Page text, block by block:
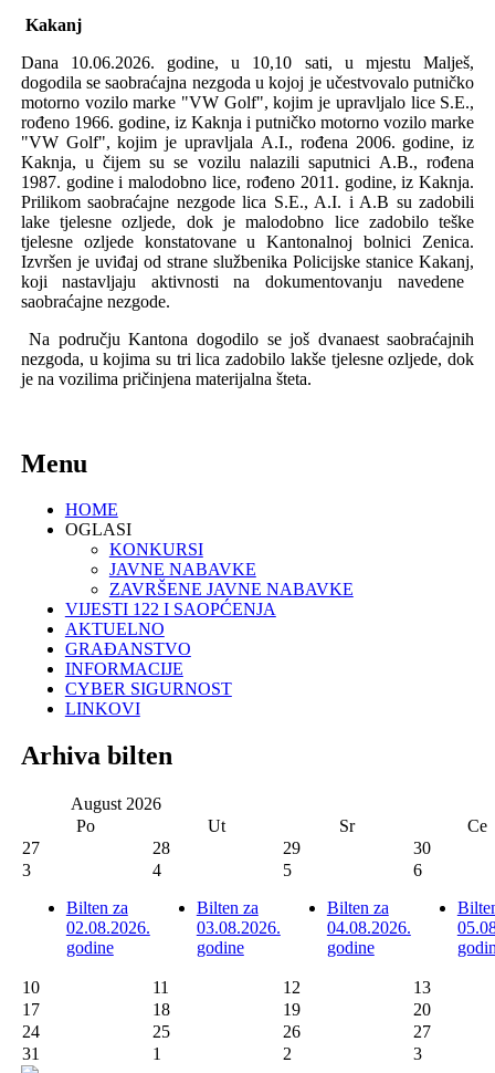
Kakanj
Dana 10.06.2026. godine, u 10,10 sati, u mjestu Malješ,
dogodila se saobraćajna nezgoda u kojoj jeučestvovalo putničko
motorno vozilo marke "VW Golf", kojim je upravljalo lice S.E.,
rođeno 1966. godine, iz Kaknja iputničko motorno vozilo marke
"VW Golf", kojim je upravljala A.I., rođena 2006. godine, iz
Kaknja, u čijemsu se vozilu nalazili saputnici A.B., rođena
1987. godine i malodobno lice, rođeno 2011 . godine, iz Kaknja.
Prilikom saobraćajne nezgode lica S.E., A.I. i A.B su zadobili
lake tjelesne ozljede, dok je malodobno lice zadobilo teške
tjelesne ozljede konstatovane u Kantonalnoj bolnici Zenica.
Izvršen je uviđaj od straneslužbenika Policijske stanice Kakanj,
koji nastavljaju aktivnosti na dokumentovanju navedene
saobraćajne nezgode.
Na području Kantona dogodilo se još dvanaest saobraćajnih
nezgoda, u kojima su tri lica zadobilo lakše tjelesne ozljede, dok
je na vozilima pričinjena materijalna šteta.
Menu
HOME
OGLASI
KONKURSI
JAVNE NABAVKE
ZAVRŠENE JAVNE NABAVKE
VIJESTI 122 I SAOPĆENJA
AKTUELNO
GRAĐANSTVO
INFORMACIJE
CYBER SIGURNOST
LINKOVI
Arhiva bilten
August 2026
Po
Ut Sr
Ce
27
28 29
30
3
Bilten za
02.08.2026.
godine
4
Bilten za
03.08.2026.
godine
5
Bilten za
04.08.2026.
godine
6
10 11 12
13
17
18 19
20
24
25 26
27
31
1 2 3